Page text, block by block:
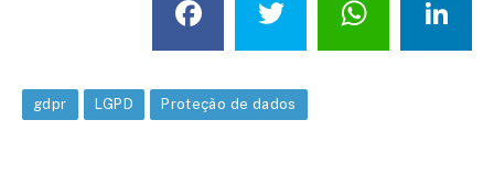
Facebook
Twitter
gdpr LGPD Proteção de dados